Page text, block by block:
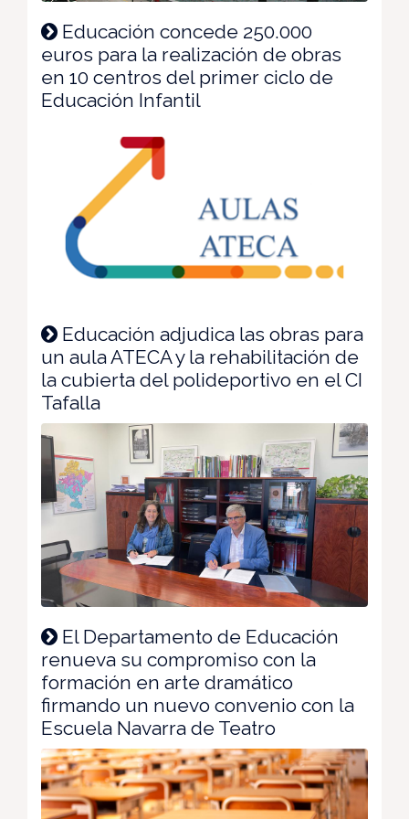
Educación concede 250.000
euros para la realización de obras
en 10 centros del primer ciclo de
Educación Infantil
Educación adjudica las obras para
un aula ATECA y la rehabilitación de
la cubierta del polideportivo en el CI
Tafalla
El Departamento de Educación
renueva su compromiso con la
formación en arte dramático
firmando un nuevo convenio con la
Escuela Navarra de Teatro